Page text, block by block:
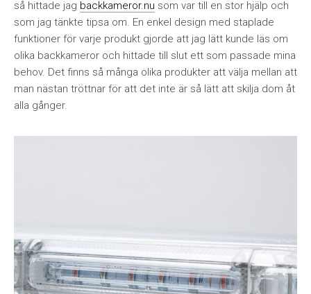
så hittade jag backkameror.nu som var till en stor hjälp och
som jag tänkte tipsa om. En enkel design med staplade
funktioner för varje produkt gjorde att jag lätt kunde läs om
olika backkameror och hittade till slut ett som passade mina
behov. Det finns så många olika produkter att välja mellan att
man nästan tröttnar för att det inte är så lätt att skilja dom åt
alla gånger.